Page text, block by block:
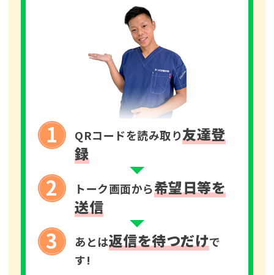
1 QRコードを読み取り友達登
録
2 トーク画面から希望日等を
送信
3 あとは返信を待つだけで
す!